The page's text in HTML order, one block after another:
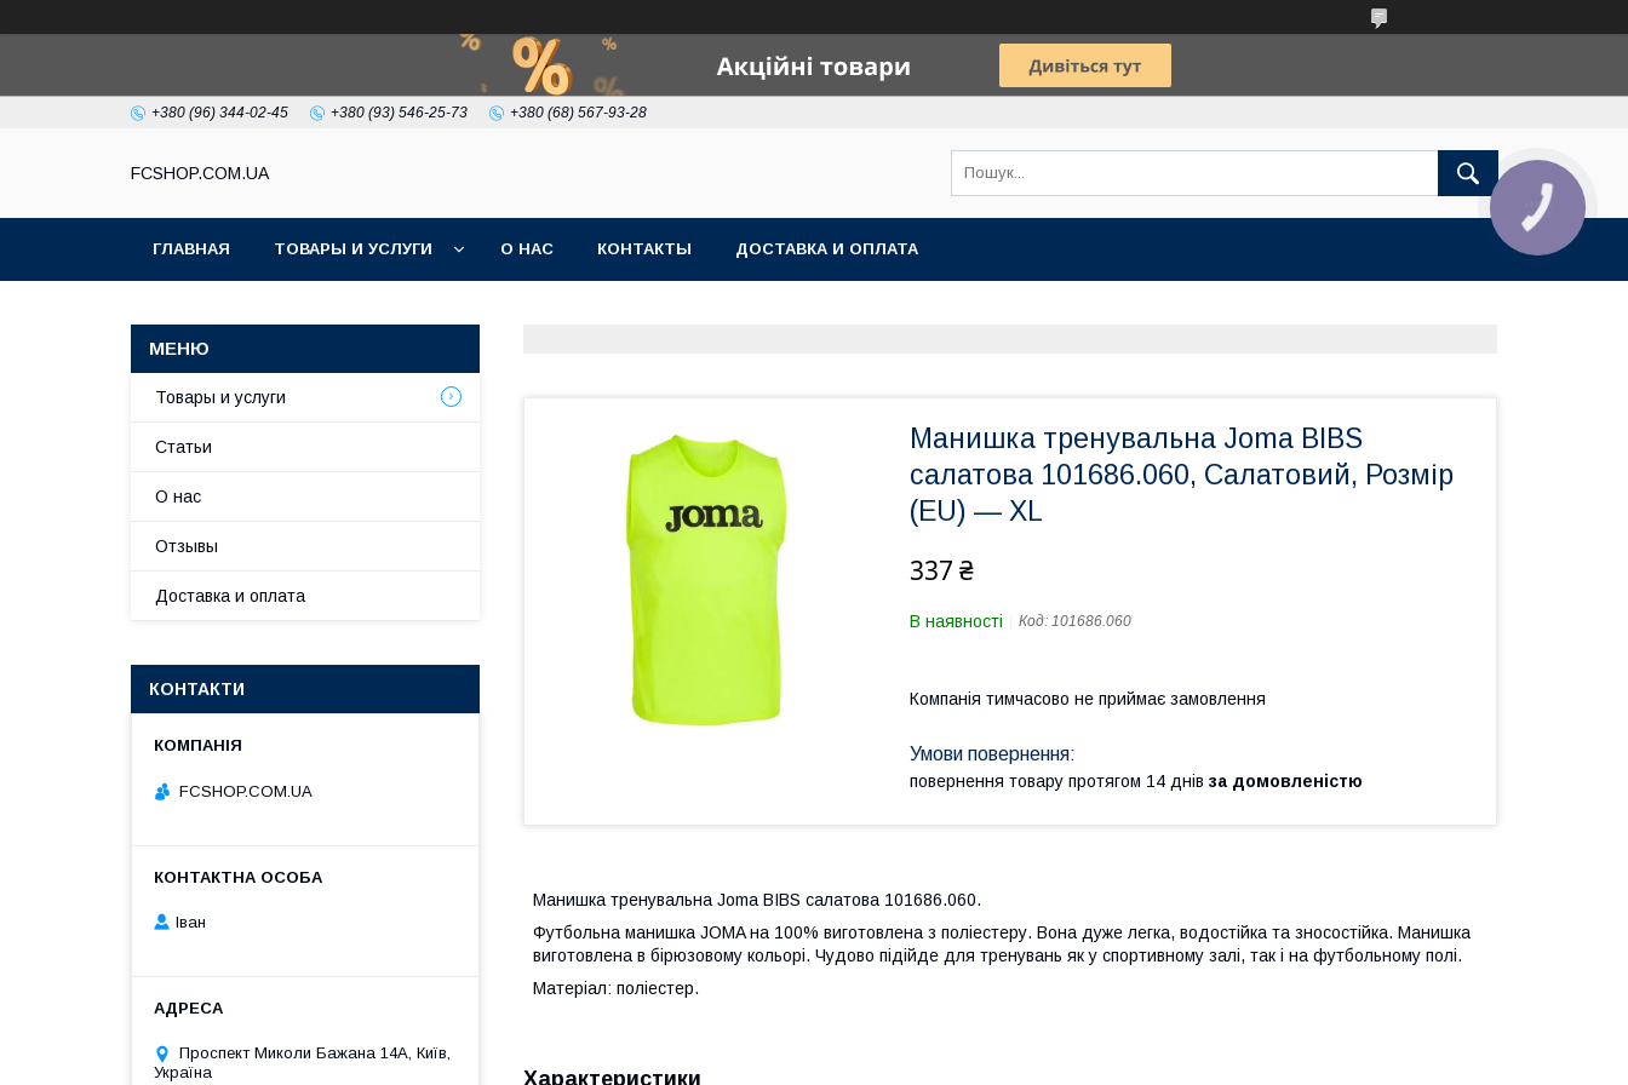
+380 (96) 344-02-45 +380 (93) 546-25-73 +380 (68) 567-93-28
FCSHOP.COM.UA
ГЛАВНАЯ ТОВАРЫ И УСЛУГИ О НАС КОНТАКТЫ ДОСТАВКА И ОПЛАТА
Манишка тренувальна Joma BIBS
салатова 101686.060, Салатовий, Розмір
(EU) — XL
337 ₴
В наявності Код: 101686.060
Компанія тимчасово не приймає замовлення
повернення товару протягом 14 днів за домовленістю
Манишка тренувальна Joma BIBS салатова 101686.060.
Футбольна манишка JOMA на 100% виготовлена з поліестеру. Вона дуже легка, водостійка та зносостійка. Манишка
виготовлена в бірюзовому кольорі. Чудово підійде для тренувань як у спортивному залі, так і на футбольному полі.
Матеріал: поліестер.
Характеристики
Товары и услуги
Статьи
О нас
Отзывы
Доставка и оплата
КОНТАКТИ
FCSHOP.COM.UA
Іван
Проспект Миколи Бажана 14А, Київ,
Україна
КНОПКА
ЗВ'ЯЗКУ